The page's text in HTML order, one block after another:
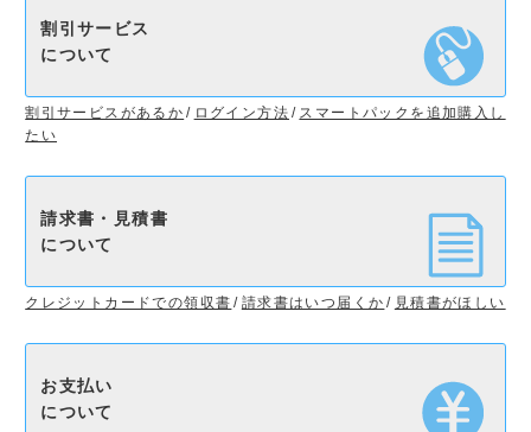
割引サービス
について
割引サービスがあるか ログイン方法
スマートパックを追加購入し
たい
請求書・見積書
について
クレジットカードでの領収書 請求書はいつ届くか 見積書がほしい
お支払い
について